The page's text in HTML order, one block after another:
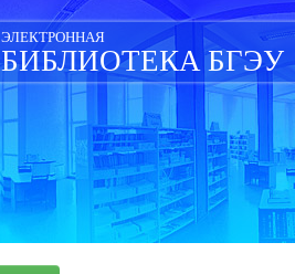
ЭЛЕКТРОННАЯ
БИБЛИОТЕКА БГЭУ